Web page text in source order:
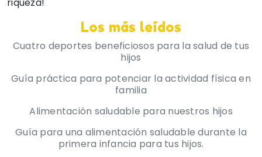
Los más leídos
Cuatro deportes beneficiosos para la salud de tus
hijos
Guía práctica para potenciar la actividad física en
familia
Alimentación saludable para nuestros hijos
Guía para una alimentación saludable durante la
primera infancia para tus hijos.